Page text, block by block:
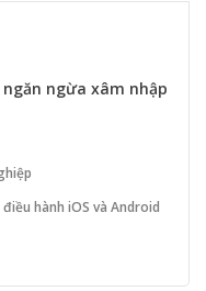
ngừa xâm nhập
hành iOS và Android